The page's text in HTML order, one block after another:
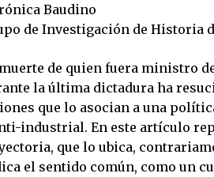
Baudino
de Investigación de Historia
de quien fuera ministro
la última dictadura ha
que lo asocian a una
industrial. En este artículo
que lo ubica,
el sentido común, como un